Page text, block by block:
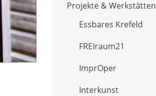
Projekte & Werkstätten
Essbares Krefeld
FREIraum21
ImprOper
Interkunst